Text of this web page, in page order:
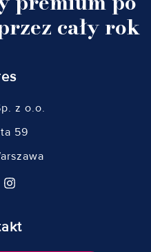
cały rok
z o.o.
59